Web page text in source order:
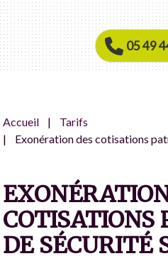
05 49
Accueil
Tarifs
Exonération des cotisations
COTISATIONS
DE SÉCURITÉ